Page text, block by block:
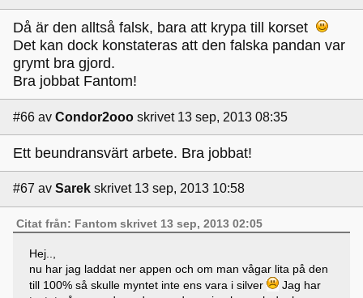
Då är den alltså falsk, bara att krypa till korset
Det kan dock konstateras att den falska pandan var
grymt bra gjord.
Bra jobbat Fantom!
#66 av Condor2ooo skrivet 13 sep, 2013 08:35
Ett beundransvärt arbete. Bra jobbat!
#67 av Sarek skrivet 13 sep, 2013 10:58
Citat från: Fantom skrivet 13 sep, 2013 02:05
Hej..,
nu har jag laddat ner appen och om man vågar lita på den
till 100% så skulle myntet inte ens vara i silver
Jag har